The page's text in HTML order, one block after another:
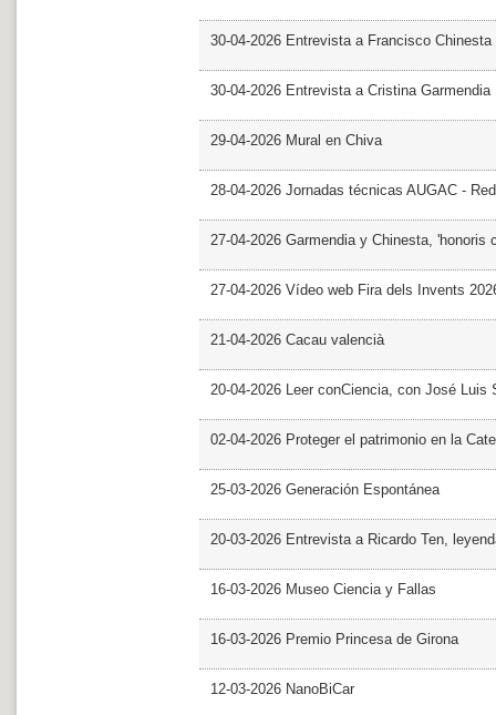
30-04-2026 Entrevista a Francisco Chinesta
30-04-2026 Entrevista a Cristina Garmendia
29-04-2026 Mural en Chiva
28-04-2026 Jornadas técnicas AUGAC -
27-04-2026 Garmendia y Chinesta, 'honoris
27-04-2026 Vídeo web Fira dels Invents
21-04-2026 Cacau valencià
20-04-2026 Leer conCiencia, con José Luis
02-04-2026 Proteger el patrimonio en la
25-03-2026 Generación Espontánea
20-03-2026 Entrevista a Ricardo Ten,
16-03-2026 Museo Ciencia y Fallas
16-03-2026 Premio Princesa de Girona
12-03-2026 NanoBiCar